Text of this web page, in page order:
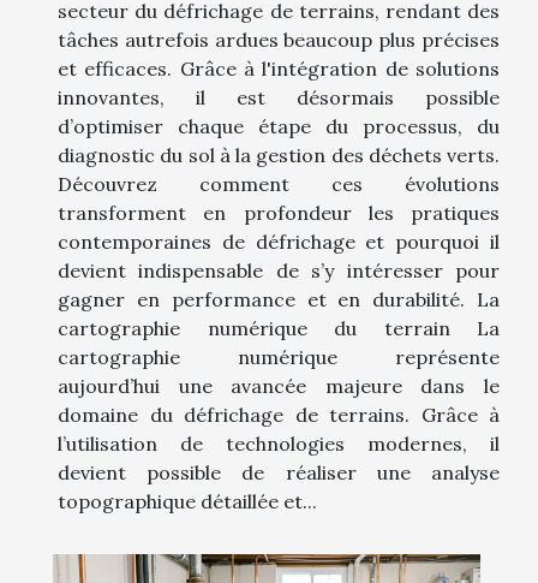
secteur du défrichage de terrains, rendant des
tâches autrefois ardues beaucoup plus précises
et efficaces. Grâce à l'intégration de solutions
innovantes, il est désormais possible
d’optimiser chaque étape du processus, du
diagnostic du sol à la gestion des déchets verts.
Découvrez comment ces évolutions
transforment en profondeur les pratiques
contemporaines de défrichage et pourquoi il
devient indispensable de s’y intéresser pour
gagner en performance et en durabilité. La
cartographie numérique du terrain La
cartographie numérique représente
aujourd’hui une avancée majeure dans le
domaine du défrichage de terrains. Grâce à
l’utilisation de technologies modernes, il
devient possible de réaliser une analyse
topographique détaillée et...